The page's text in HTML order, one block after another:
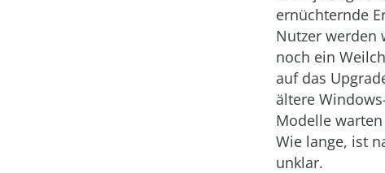
ernüchternde
Nutzer werden
noch ein
auf das
ältere
Modelle
Wie lange, ist
unklar.